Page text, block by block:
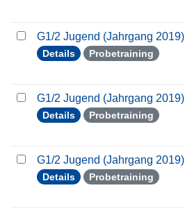
G1/2 Jugend (Jahrgang 2019)
Details Probetraining
G1/2 Jugend (Jahrgang 2019)
Details Probetraining
G1/2 Jugend (Jahrgang 2019)
Details Probetraining